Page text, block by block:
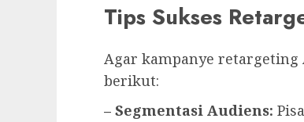
Tips Sukses
Agar kampanye
berikut:
– Segmentasi Audiens: